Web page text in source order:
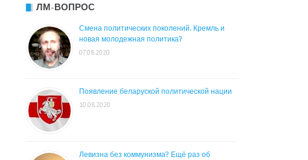
ЛМ-ВОПРОС
Смена политических поколений. Кремль и
новая молодежная политика?
07.08.2020
Появление беларуской политической нации
10.08.2020
Левизна без коммунизма? Ещё раз об